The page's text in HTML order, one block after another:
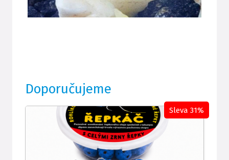
Doporučujeme
Sleva 31%